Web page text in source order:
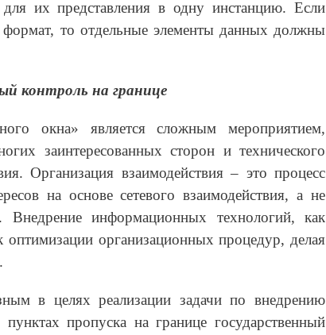
их представления в одну инстанцию. Если
то отдельные элементы данных должны
контроль на границе
окна» является сложным мероприятием,
заинтересованных сторон и технического
Организация взаимодействия – это процесс
на основе сетевого взаимодействия, а не
Внедрение информационных технологий, как
оптимизации организационных процедур, делая
в целях реализации задачи по внедрению
пропуска на границе государственный